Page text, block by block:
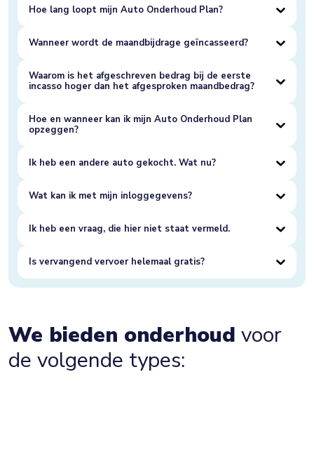
Hoe lang loopt mijn Auto Onderhoud Plan?
Wanneer wordt de maandbijdrage geïncasseerd?
Waarom is het afgeschreven bedrag bij de eerste
incasso hoger dan het afgesproken maandbedrag?
Hoe en wanneer kan ik mijn Auto Onderhoud Plan
opzeggen?
Ik heb een andere auto gekocht. Wat nu?
Wat kan ik met mijn inloggegevens?
Ik heb een vraag, die hier niet staat vermeld.
Is vervangend vervoer helemaal gratis?
We bieden onderhoud voor
de volgende types: